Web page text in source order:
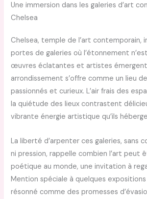
Une immersion dans les galeries d’art
Chelsea
Chelsea, temple de l’art contemporain,
portes de galeries où l’étonnement
œuvres éclatantes et artistes
arrondissement s’offre comme un lieu
passionnés et curieux. L’air frais des
la quiétude des lieux contrastent
vibrante énergie artistique qu’ils
La liberté d’arpenter ces galeries, sans
ni pression, rappelle combien l’art peut
poétique au monde, une invitation à
Mention spéciale à quelques
résonné comme des promesses